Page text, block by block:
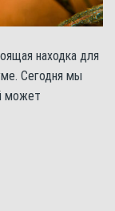
находка для
Сегодня мы
может